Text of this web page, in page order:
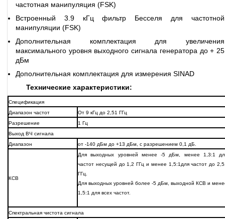
частотная манипуляция (FSK)
Встроенный 3.9 кГц фильтр Бесселя для частотной
манипуляции (FSK)
Дополнительная комплектация для увеличения
максимального уровня выходного сигнала генератора до + 25
дБм
Дополнительная комплектация для измерения SINAD
Технические характеристики:
Спецификация
Диапазон частот
От 9 кГц до 2,51 ГГц
Разрешение
1 Гц
Выход ВЧ сигнала
Диапазон
от -140 дБм до +13 дБм, с разрешением 0,1 дБ.
КСВ
Для выходных уровней менее -5 дБм, менее 1,3:1
частот несущей до 1,2 ГГц и менее 1,5:1для частот до
ГГц.
Для выходных уровней более -5 дБм, выходной КСВ и
1,5:1 для всех частот.
Спектральная чистота сигнала